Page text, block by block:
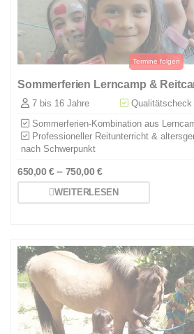
Sommerferien Lerncamp &
7 bis 16 Jahre Qualitätscheck
Sommerferien-Kombination aus
Professioneller Reitunterricht &
nach Schwerpunkt
650,00€– 750,00€
WEITERLESEN